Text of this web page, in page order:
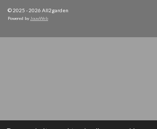
© 2025 - 2026 All2garden
Powered by JouwWeb